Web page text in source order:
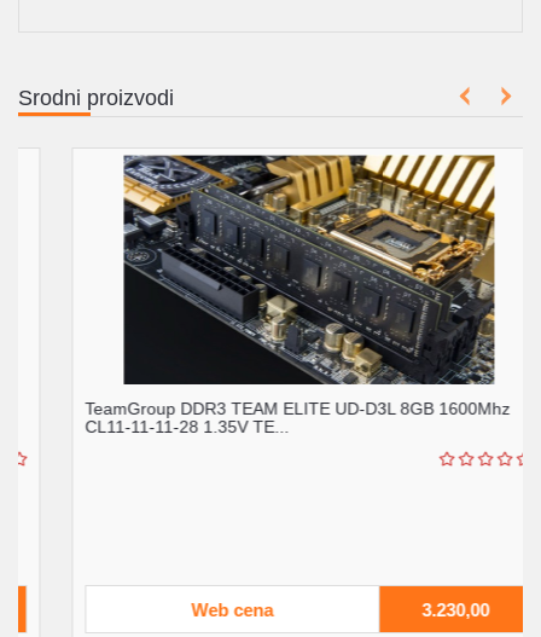
Srodni proizvodi
TeamGroup DDR3 TEAM ELITE UD-D3L 8GB 1600Mhz
CL11-11-11-28 1.35V TE...
Web cena 3.230,00